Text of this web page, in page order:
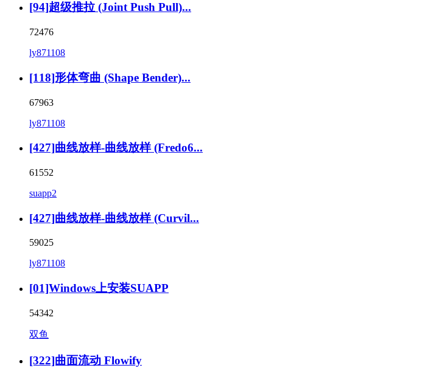
[94]超级推拉 (Joint Push Pull)...
72476
ly871108
[118]形体弯曲 (Shape Bender)...
67963
ly871108
[427]曲线放样-曲线放样 (Fredo6...
61552
suapp2
[427]曲线放样-曲线放样 (Curvil...
59025
ly871108
[01]Windows上安装SUAPP
54342
双鱼
[322]曲面流动 Flowify